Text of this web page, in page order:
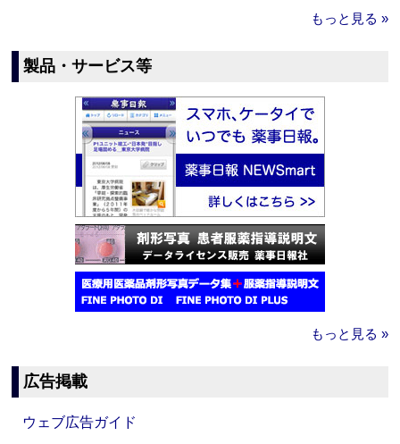
もっと見る »
製品・サービス等
もっと見る »
広告掲載
ウェブ広告ガイド